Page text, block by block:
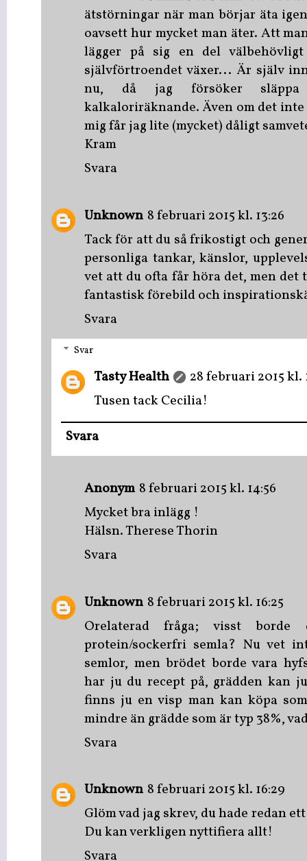
ätstörningar när man börjar äta
oavsett hur mycket man äter. Att
lägger på sig en del
självförtroendet växer... Är själv
nu, då jag försöker
kalkaloriräknande. Även om det
mig får jag lite (mycket) dåligt
Kram
Svara
Unknown 8 februari 2015 kl. 13:26
Tack för att du så frikostigt och
personliga tankar, känslor,
vet att du ofta får höra det, men det
fantastisk förebild och
Svara
Svar
Tasty Health
28 februari 2015 kl.
Tusen tack Cecilia!
Svara
Anonym 8 februari 2015 kl. 14:56
Mycket bra inlägg !
Hälsn. Therese Thorin
Svara
Unknown 8 februari 2015 kl. 16:25
Orelaterad fråga; visst
protein/sockerfri semla? Nu vet
semlor, men brödet borde vara
har ju du recept på, grädden kan
finns ju en visp man kan köpa
mindre än grädde som är typ 38%,
Svara
Unknown 8 februari 2015 kl. 16:29
Glöm vad jag skrev, du hade redan
Du kan verkligen nyttifiera allt!
Svara